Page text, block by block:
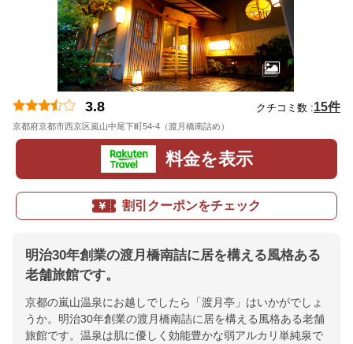
3.8 クチコミ数 :15件
京都府京都市西京区嵐山中尾下町54-4（渡月橋南詰め）
料金を表示
割引クーポンをチェック
明治30年創業の渡月橋南詰に居を構える風格ある
老舗旅館です。
京都の嵐山温泉にお越しでしたら「渡月亭」はいかがでしょ
うか。明治30年創業の渡月橋南詰に居を構える風格ある老舗
旅館です。温泉は肌に優しく効能豊かな弱アルカリ単純泉で